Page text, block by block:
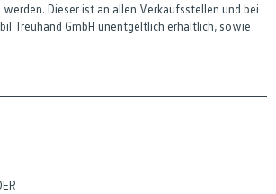
Dieser ist an allen Verkaufsstellen und bei
Treuhand GmbH unentgeltlich erhältlich, sowie